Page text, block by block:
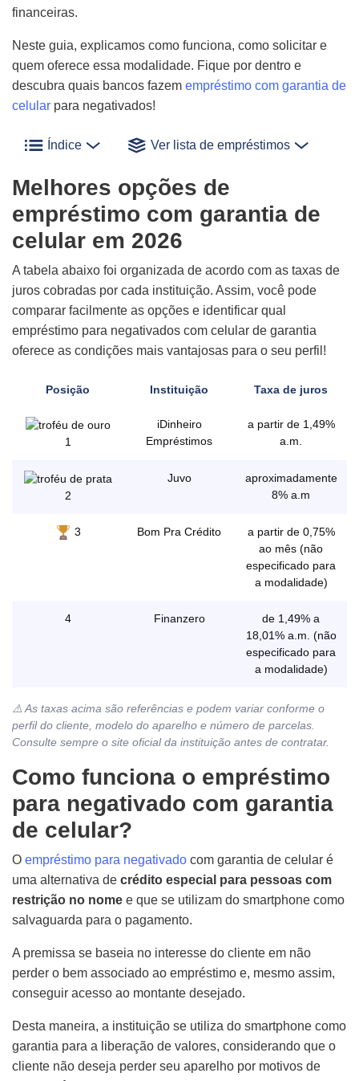
financeiras.
Neste guia, explicamos como funciona, como solicitar e
quem oferece essa modalidade. Fique por dentro e
descubra quais bancos fazem empréstimo com garantia de
celular para negativados!
Índice Ver lista de empréstimos
Melhores opções de
empréstimo com garantia de
celular em 2026
A tabela abaixo foi organizada de acordo com as taxas de
juros cobradas por cada instituição. Assim, você pode
comparar facilmente as opções e identificar qual
empréstimo para negativados com celular de garantia
oferece as condições mais vantajosas para o seu perfil!
Posição Instituição Taxa de juros
1
iDinheiro
Empréstimos
a partir de 1,49%
a.m.
2
Juvo
aproximadamente
8% a.m
3 Bom Pra Crédito
a partir de 0,75%
ao mês (não
especificado para
a modalidade)
4 Finanzero
de 1,49% a
18,01% a.m. (não
especificado para
a modalidade)
⚠️ As taxas acima são referências e podem variar conforme o
perfil do cliente, modelo do aparelho e número de parcelas.
Consulte sempre o site oficial da instituição antes de contratar.
Como funciona o empréstimo
para negativado com garantia
de celular?
O empréstimo para negativado com garantia de celular é
uma alternativa de crédito especial para pessoas com
restrição no nome e que se utilizam do smartphone como
salvaguarda para o pagamento.
A premissa se baseia no interesse do cliente em não
perder o bem associado ao empréstimo e, mesmo assim,
conseguir acesso ao montante desejado.
Desta maneira, a instituição se utiliza do smartphone como
garantia para a liberação de valores, considerando que o
cliente não deseja perder seu aparelho por motivos de